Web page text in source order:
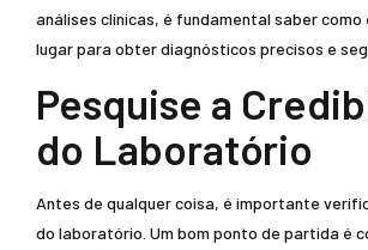
análises clínicas, é fundamental saber como
lugar para obter diagnósticos precisos e
Pesquise a
do Laboratório
Antes de qualquer coisa, é importante
do laboratório. Um bom ponto de partida é